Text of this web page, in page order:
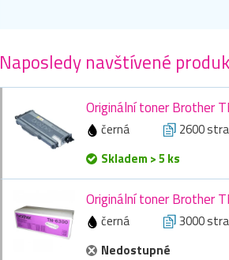
Naposledy navštívené
Originální toner Brother
černá 2600
Skladem > 5 ks
Originální toner Brother
černá 3000
Nedostupné